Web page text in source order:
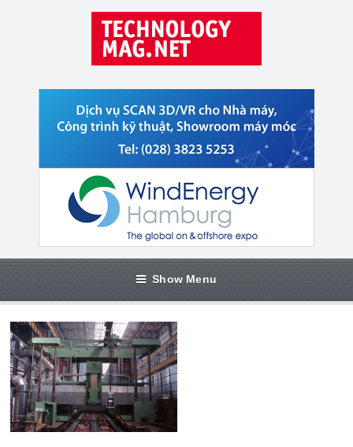
Show Menu